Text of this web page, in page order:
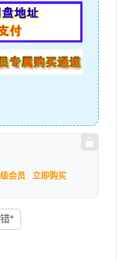
会员 立即购买
*